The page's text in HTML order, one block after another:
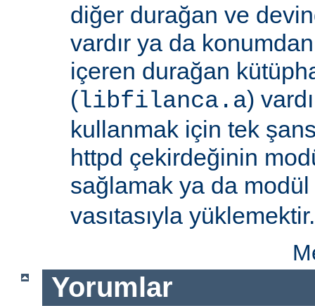
diğer durağan ve
vardır ya da
içeren durağan
(libfilanca.a)
kullanmak için tek
httpd çekirdeğinin
sağlamak ya da
vasıtasıyla yüklemektir.
Yorumlar